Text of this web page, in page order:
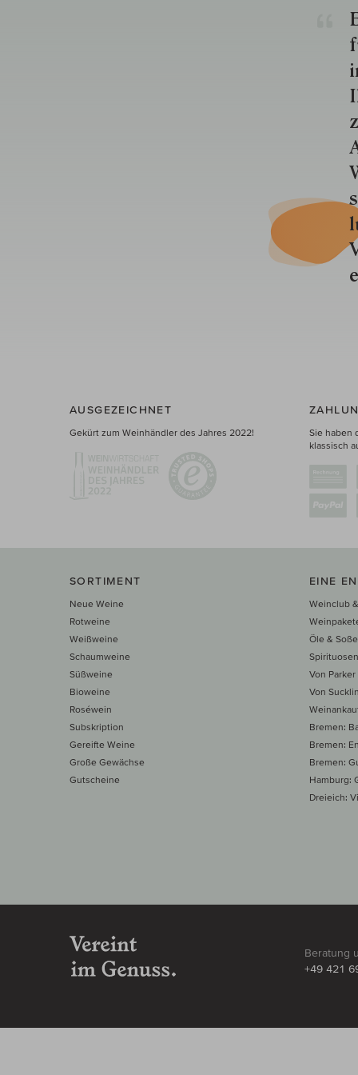
AUSGEZEICHNET
Gekürt zum Weinhändler des Jahres 2022!
Sie haben
klassisch
SORTIMENT
Neue Weine
Rotweine
Weißweine
Schaumweine
Süßweine
Bioweine
Roséwein
Subskription
Gereifte Weine
Große Gewächse
Gutscheine
EINE
Weinclub
Öle &
Spirituosen
Von
Von
Bremen:
Bremen:
Bremen:
Hamburg:
Dreieich:
Beratung
+49 421